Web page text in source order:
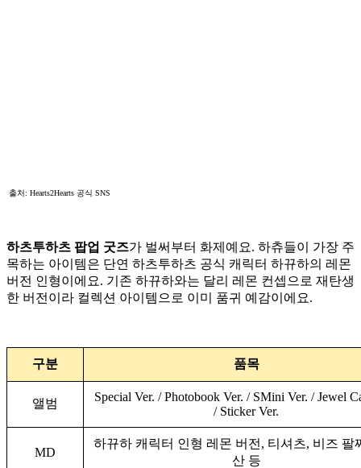
출처: Hearts2Hearts 공식 SNS
하츠투하츠 팝업 굿즈가 벌써부터 화제예요. 하츄들이 가장 주
목하는 아이템은 단연 하츠투하츠 공식 캐릭터 하뀨하의 레몬
버전 인형이에요. 기존 하뀨하와는 달리 레몬 컨셉으로 재탄생
한 버전이라 컬렉션 아이템으로 이미 품귀 예감이에요.
구분 품목
앨범
Special Ver. / Photobook Ver. / SMini Ver. / Jewel
/ Sticker Ver.
MD
하뀨하 캐릭터 인형 레몬 버전, 티셔츠, 비즈 팔
산 등